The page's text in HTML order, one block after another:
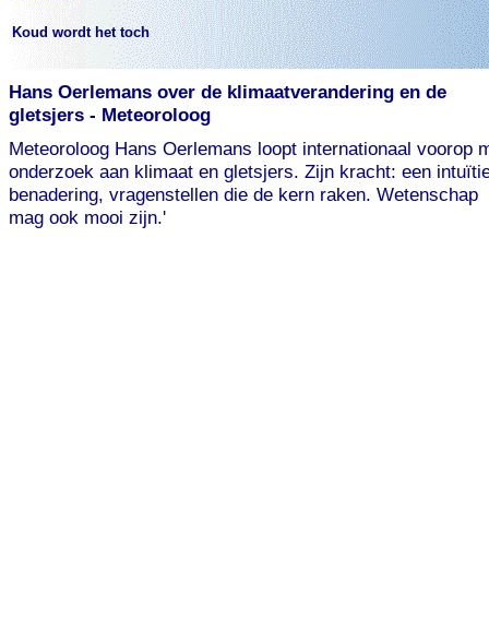
Koud wordt het toch
Hans Oerlemans over de klimaatverandering en de
gletsjers - Meteoroloog
Meteoroloog Hans Oerlemans loopt internationaal voorop
onderzoek aan klimaat en gletsjers. Zijn kracht: een
benadering, vragenstellen die de kern raken. Wetenschap
mag ook mooi zijn.'